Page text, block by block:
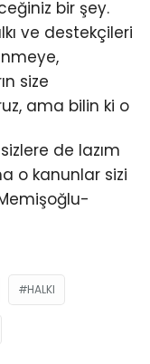
bir şey.
ve destekçileri
size
ama bilin ki o
de lazım
o kanunlar sizi
HALKI